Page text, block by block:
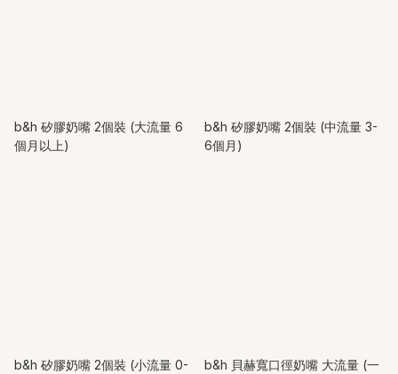
b&h 矽膠奶嘴 2個裝 (大流量 6
個月以上)
b&h 矽膠奶嘴 2個裝 (中流量 3-
6個月)
b&h 矽膠奶嘴 2個裝 (小流量 0-
b&h 貝赫寬口徑奶嘴 大流量 (一